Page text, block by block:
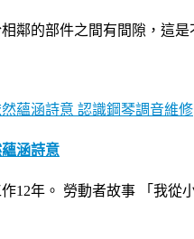
鄰的部件之間有間隙，這
認識鋼琴調音維修
涵詩意
12年。 勞動者故事 「我